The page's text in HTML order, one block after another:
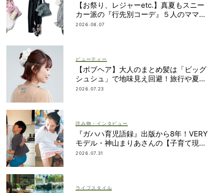
【お祭り、レジャーetc.】真夏もスニー
カー派の『行先別コーデ』５人のママス
タイリストが直伝！
2026.08.07
ビューティー
【ボブヘア】大人のまとめ髪は「ビッグ
シュシュ」で地味見え回避！旅行や夏祭
りにも
2026.07.23
読み物・インタビュー
『ガハハ育児語録』出版から8年！VERY
モデル・神山まりあさんの【子育て現在
地】
2026.07.31
ライフスタイル